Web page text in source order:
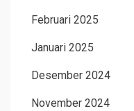
Februari 2025
Januari 2025
Desember 2024
November 2024